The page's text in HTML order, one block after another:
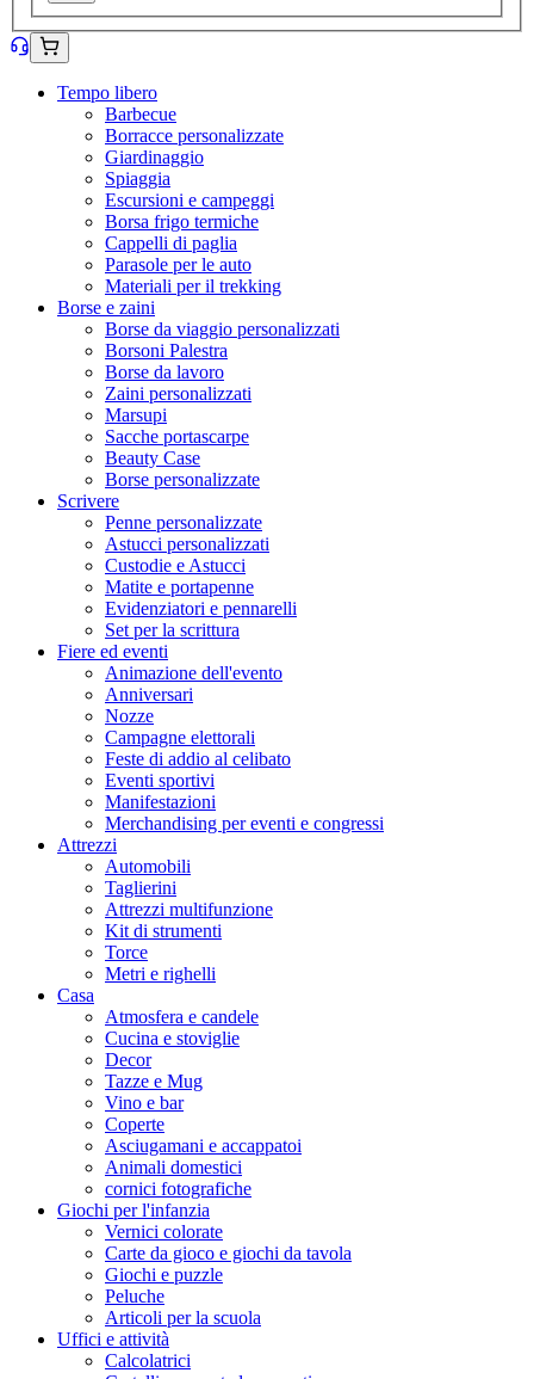
Tempo libero
Barbecue
Borracce personalizzate
Giardinaggio
Spiaggia
Escursioni e campeggi
Borsa frigo termiche
Cappelli di paglia
Parasole per le auto
Materiali per il trekking
Borse e zaini
Borse da viaggio personalizzati
Borsoni Palestra
Borse da lavoro
Zaini personalizzati
Marsupi
Sacche portascarpe
Beauty Case
Borse personalizzate
Scrivere
Penne personalizzate
Astucci personalizzati
Custodie e Astucci
Matite e portapenne
Evidenziatori e pennarelli
Set per la scrittura
Fiere ed eventi
Animazione dell'evento
Anniversari
Nozze
Campagne elettorali
Feste di addio al celibato
Eventi sportivi
Manifestazioni
Merchandising per eventi e congressi
Attrezzi
Automobili
Taglierini
Attrezzi multifunzione
Kit di strumenti
Torce
Metri e righelli
Casa
Atmosfera e candele
Cucina e stoviglie
Decor
Tazze e Mug
Vino e bar
Coperte
Asciugamani e accappatoi
Animali domestici
cornici fotografiche
Giochi per l'infanzia
Vernici colorate
Carte da gioco e giochi da tavola
Giochi e puzzle
Peluche
Articoli per la scuola
Uffici e attività
Calcolatrici